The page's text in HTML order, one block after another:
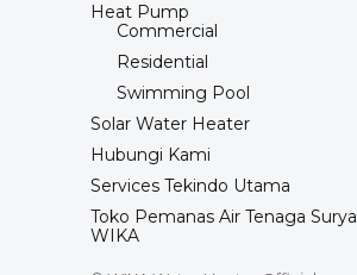
Heat Pump
Commercial
Residential
Swimming Pool
Solar Water Heater
Hubungi Kami
Services Tekindo Utama
Toko Pemanas Air Tenaga Surya
WIKA